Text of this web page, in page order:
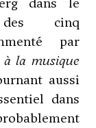
des cinq
par
la musique
aussi
dans